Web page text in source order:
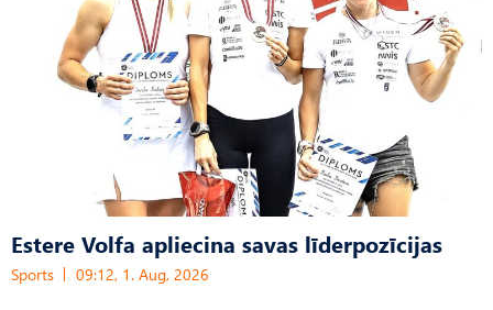
Estere Volfa apliecina savas līderpozīcijas
Sports 09:12, 1. Aug, 2026